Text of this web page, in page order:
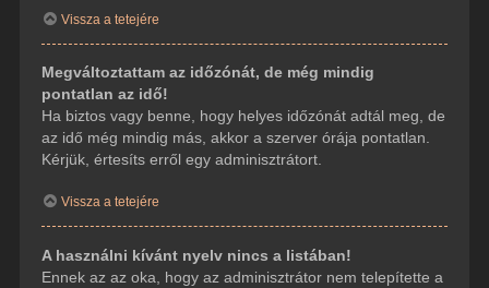
Vissza a tetejére
Megváltoztattam az időzónát, de még mindig
pontatlan az idő!
Ha biztos vagy benne, hogy helyes időzónát adtál meg, de
az idő még mindig más, akkor a szerver órája pontatlan.
Kérjük, értesíts erről egy adminisztrátort.
Vissza a tetejére
A használni kívánt nyelv nincs a listában!
Ennek az az oka, hogy az adminisztrátor nem telepítette a